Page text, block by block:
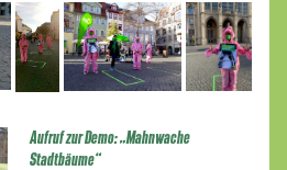
Aufruf zur Demo: „Mahnwache
Stadtbäume“